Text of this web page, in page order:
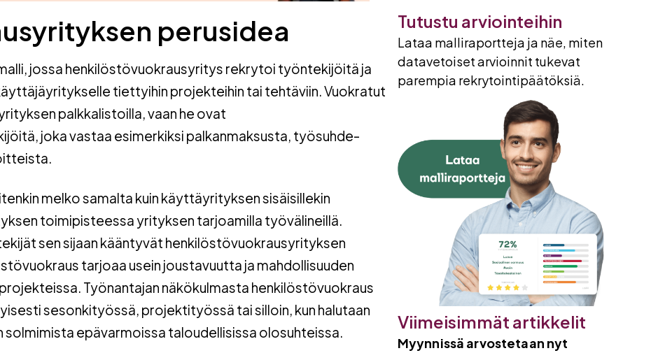
perusidea
jossa henkilöstövuokrausyritys rekrytoi työntekijöitä ja
tiettyihin projekteihin tai tehtäviin. Vuokratut
palkkalistoilla, vaan he ovat
joka vastaa esimerkiksi palkanmaksusta, työsuhde-
melko samalta kuin käyttäyrityksen sisäisillekin
toimipisteessa yrityksen tarjoamilla työvälineillä.
sen sijaan kääntyvät henkilöstövuokrausyrityksen
tarjoaa usein joustavuutta ja mahdollisuuden
Työnantajan näkökulmasta henkilöstövuokraus
sesonkityössä, projektityössä tai silloin, kun halutaan
epävarmoissa taloudellisissa olosuhteissa.
Tutustu arviointeihin
Lataa malliraportteja ja näe, miten
datavetoiset arvioinnit tukevat
parempia rekrytointipäätöksiä.
Viimeisimmät artikkelit
Myynnissä arvostetaan nyt